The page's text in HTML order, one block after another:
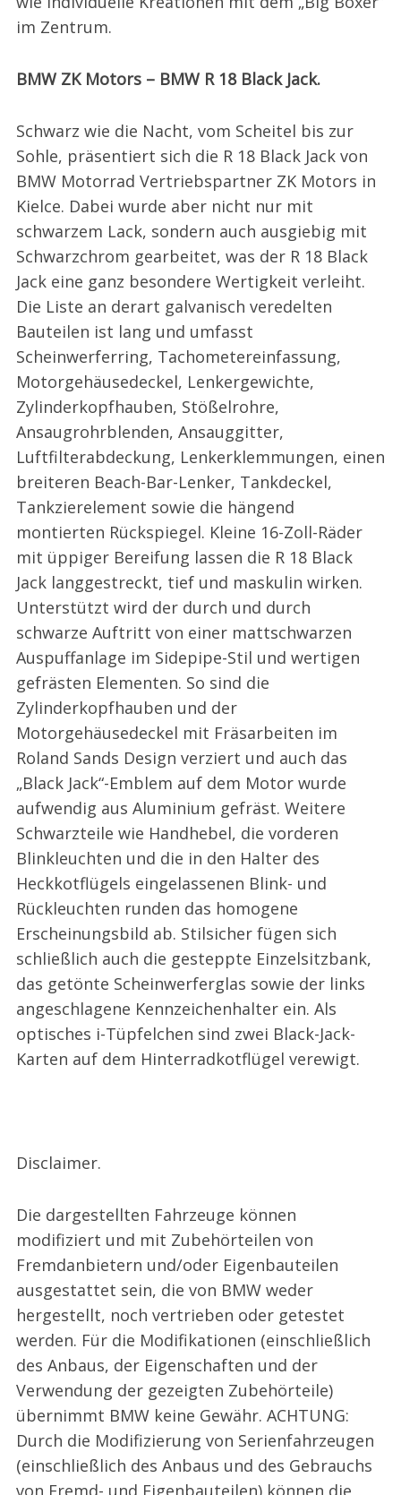
im Zentrum.
BMW ZK Motors – BMW R 18 Black Jack.
Schwarz wie die Nacht, vom Scheitel bis zur
Sohle, präsentiert sich die R 18 Black Jack von
BMW Motorrad Vertriebspartner ZK Motors in
Kielce. Dabei wurde aber nicht nur mit
schwarzem Lack, sondern auch ausgiebig mit
Schwarzchrom gearbeitet, was der R 18 Black
Jack eine ganz besondere Wertigkeit verleiht.
Die Liste an derart galvanisch veredelten
Bauteilen ist lang und umfasst
Scheinwerferring, Tachometereinfassung,
Motorgehäusedeckel, Lenkergewichte,
Zylinderkopfhauben, Stößelrohre,
Ansaugrohrblenden, Ansauggitter,
Luftfilterabdeckung, Lenkerklemmungen, einen
breiteren Beach-Bar-Lenker, Tankdeckel,
Tankzierelement sowie die hängend
montierten Rückspiegel. Kleine 16-Zoll-Räder
mit üppiger Bereifung lassen die R 18 Black
Jack langgestreckt, tief und maskulin wirken.
Unterstützt wird der durch und durch
schwarze Auftritt von einer mattschwarzen
Auspuffanlage im Sidepipe-Stil und wertigen
gefrästen Elementen. So sind die
Zylinderkopfhauben und der
Motorgehäusedeckel mit Fräsarbeiten im
Roland Sands Design verziert und auch das
„Black Jack“-Emblem auf dem Motor wurde
aufwendig aus Aluminium gefräst. Weitere
Schwarzteile wie Handhebel, die vorderen
Blinkleuchten und die in den Halter des
Heckkotflügels eingelassenen Blink- und
Rückleuchten runden das homogene
Erscheinungsbild ab. Stilsicher fügen sich
schließlich auch die gesteppte Einzelsitzbank,
das getönte Scheinwerferglas sowie der links
angeschlagene Kennzeichenhalter ein. Als
optisches i-Tüpfelchen sind zwei Black-Jack-
Karten auf dem Hinterradkotflügel verewigt.
Disclaimer.
Die dargestellten Fahrzeuge können
modifiziert und mit Zubehörteilen von
Fremdanbietern und/oder Eigenbauteilen
ausgestattet sein, die von BMW weder
hergestellt, noch vertrieben oder getestet
werden. Für die Modifikationen (einschließlich
des Anbaus, der Eigenschaften und der
Verwendung der gezeigten Zubehörteile)
übernimmt BMW keine Gewähr. ACHTUNG:
Durch die Modifizierung von Serienfahrzeugen
(einschließlich des Anbaus und des Gebrauchs
von Fremd- und Eigenbauteilen) können die